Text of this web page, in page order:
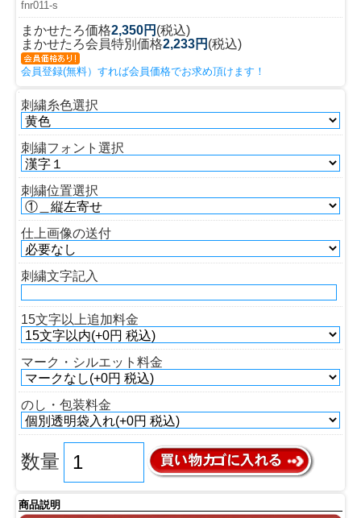
fnr011-s
まかせたろ価格2,350円 (税込)
まかせたろ会員特別価格2,233円 (税込)
会員登録(無料）すれば会員価格でお求め頂けます！
刺繍糸色選択
刺繍フォント選択
刺繍位置選択
仕上画像の送付
刺繍文字記入
15文字以上追加料金
マーク・シルエット料金
のし・包装料金
数量
商品説明